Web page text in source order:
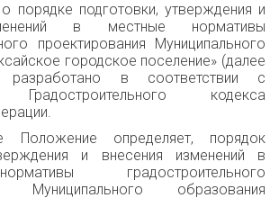
порядке подготовки, утверждения и
в местные нормативы
проектирования Муниципального
городское поселение» (далее
в соответствии с
Градостроительного кодекса
Положение определяет, порядок
и внесения изменений в
градостроительного
Муниципального образования